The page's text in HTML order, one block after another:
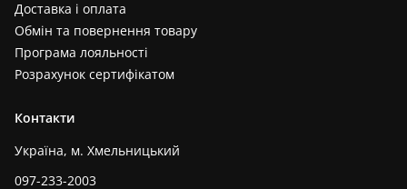
Доставка і оплата
Обмін та повернення товару
Програма лояльності
Розрахунок сертифікатом
Контакти
Україна, м. Хмельницький
097-233-2003